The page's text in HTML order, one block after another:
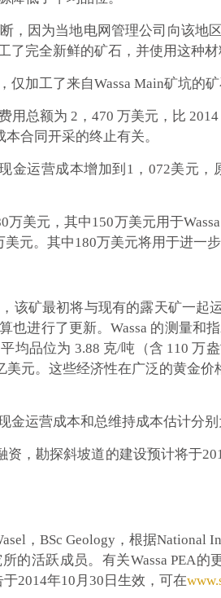
，因为当地电网管理公司向该
了完全新鲜的矿石，并使用这种材
加工了来自Wassa Main矿坑的矿
用总额为 2，470 万美元，比
合同开采的终止有关。
金运营成本增加到1，072美元
美元，其中150万美元用于
元。其中180万美元将用于进一
该矿最初将与现有的露天矿一起
也进行了更新。Wassa 的测量和
均品位为 3.88 克/吨（含 110
美元。这些经济性在广泛的黄金
运营成本和总维持成本估计分别
资，勘探斜坡道的建设预计将于
，BSc Geology，根据National
的活跃成员。有关Wassa PEA
2014年10月30日生效，可在